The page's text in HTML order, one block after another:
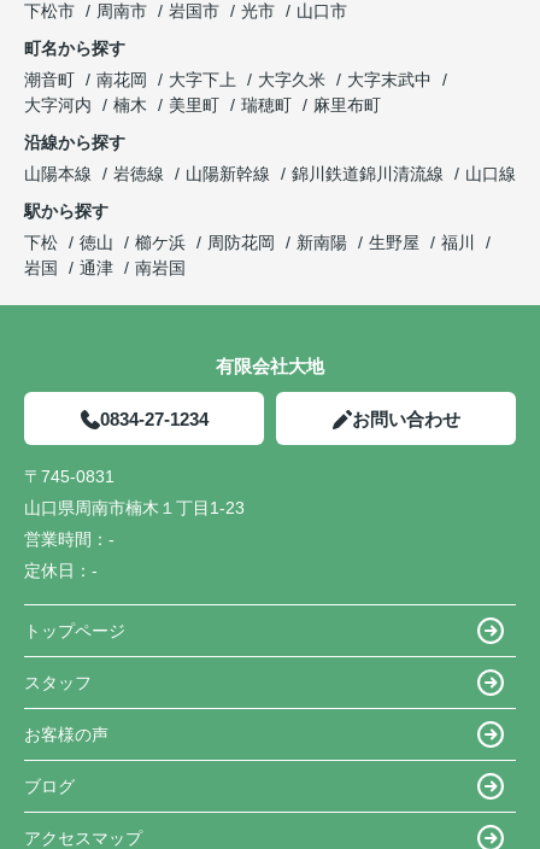
下松市
周南市 岩国市 光市
山口市
町名から探す
潮音町
南花岡 大字下上 大字久米
大字末武中
大字河内
楠木 美里町 瑞穂町
麻里布町
沿線から探す
山陽本線
岩徳線 山陽新幹線 錦川鉄道錦川清流線
山口線
駅から探す
下松
徳山 櫛ケ浜 周防花岡 新南陽 生野屋
福川
岩国
通津 南岩国
有限会社大地
0834-27-1234 お問い合わせ
〒745-0831
山口県周南市楠木１丁目1-23
営業時間： -
定休日： -
トップページ
スタッフ
お客様の声
ブログ
アクセスマップ